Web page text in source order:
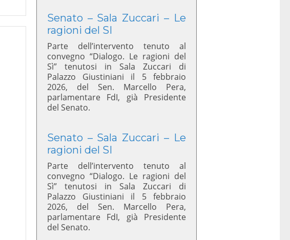
Senato – Sala Zuccari – Le
ragioni del SI
Parte dell’intervento tenuto al
convegno “Dialogo. Le ragioni del
Sì” tenutosi in Sala Zuccari di
Palazzo Giustiniani il 5 febbraio
2026, del Sen. Marcello Pera,
parlamentare FdI, già Presidente
del Senato.
Senato – Sala Zuccari – Le
ragioni del SI
Parte dell’intervento tenuto al
convegno “Dialogo. Le ragioni del
Sì” tenutosi in Sala Zuccari di
Palazzo Giustiniani il 5 febbraio
2026, del Sen. Marcello Pera,
parlamentare FdI, già Presidente
del Senato.